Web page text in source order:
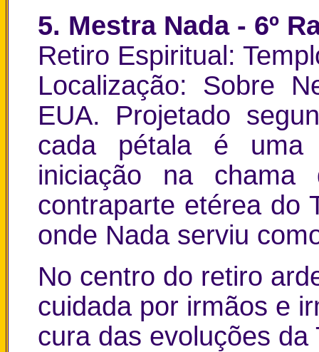
5. Mestra Nada - 6º
Retiro Espiritual:
Localização: Sobre
EUA. Projetado
cada pétala é uma
iniciação na
contraparte etérea do
onde Nada serviu
No centro do retiro
cuidada por irmãos e
cura das evoluções da